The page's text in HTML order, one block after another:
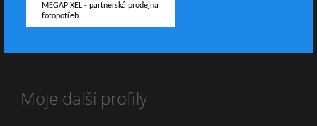
MEGAPIXEL - partnerská prodejna
fotopotřeb
Moje další profily